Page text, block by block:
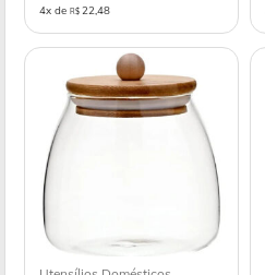
4x de R$ 22,48